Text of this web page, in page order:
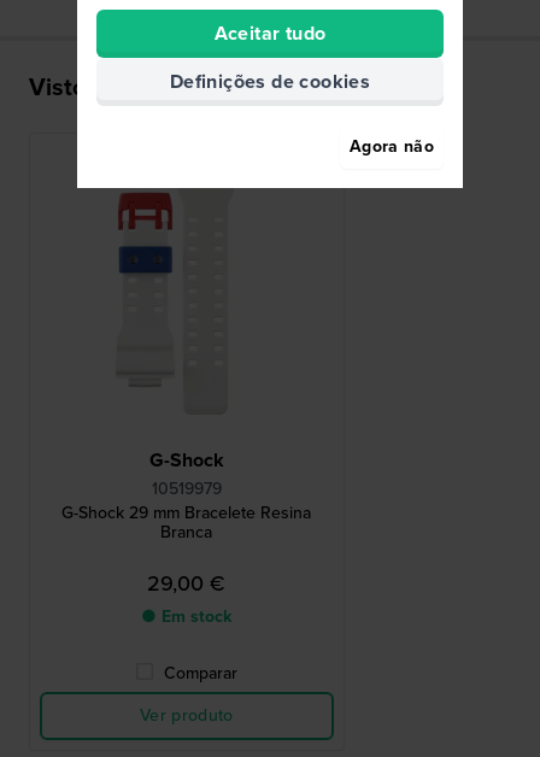
Visto recentemente
G-Shock
10519979
G-Shock 29 mm Bracelete Resina
Branca
29,00 €
● Em stock
Comparar
Ver produto
Aceitar tudo
Definições de cookies
Agora não